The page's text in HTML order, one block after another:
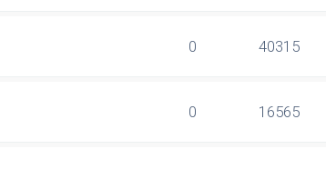
0 40315
0 16565